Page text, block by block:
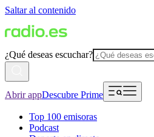
Saltar al contenido
¿Qué deseas escuchar?
Abrir appDescubre Prime
Top 100 emisoras
Podcast